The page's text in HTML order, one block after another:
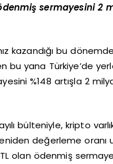
sermayesini 2
kazandığı bu
bu yana Türkiye’de
%148 artışla 2
bülteniyle, kripto
değerleme oranı
olan ödenmiş